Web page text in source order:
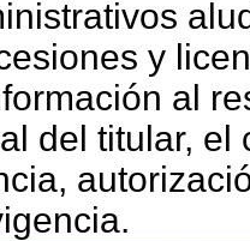
y
al
del titular, el